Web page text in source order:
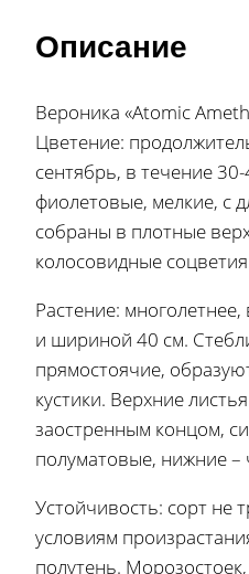
Описание
Вероника «Atomic
Цветение:
сентябрь, в течение
фиолетовые, мелкие, с
собраны в плотные
колосовидные
Растение:
и шириной 40 см.
прямостоячие,
кустики. Верхние
заостренным концом,
полуматовые, нижние
Устойчивость: сорт не
условиям
полутень.